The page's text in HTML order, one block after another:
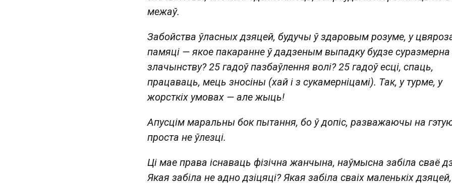
межаў.
Забойства ўласных дзяцей, будучы ў здаровым розуме, у
памяці — якое пакаранне ў дадзеным выпадку будзе суразмерна
злачынству? 25 гадоў пазбаўлення волі? 25 гадоў есці, спаць,
працаваць, мець зносіны (хай і з сукамерніцамі). Так, у турме, у
жорсткіх умовах — але жыць!
Апусцім маральны бок пытання, бо ў допіс, разважаючы на
проста не ўлезці.
Ці мае права існаваць фізічна жанчына, наўмысна забіла сваё
Якая забіла не адно дзіцяці? Якая забіла сваіх маленькіх дзяцей,